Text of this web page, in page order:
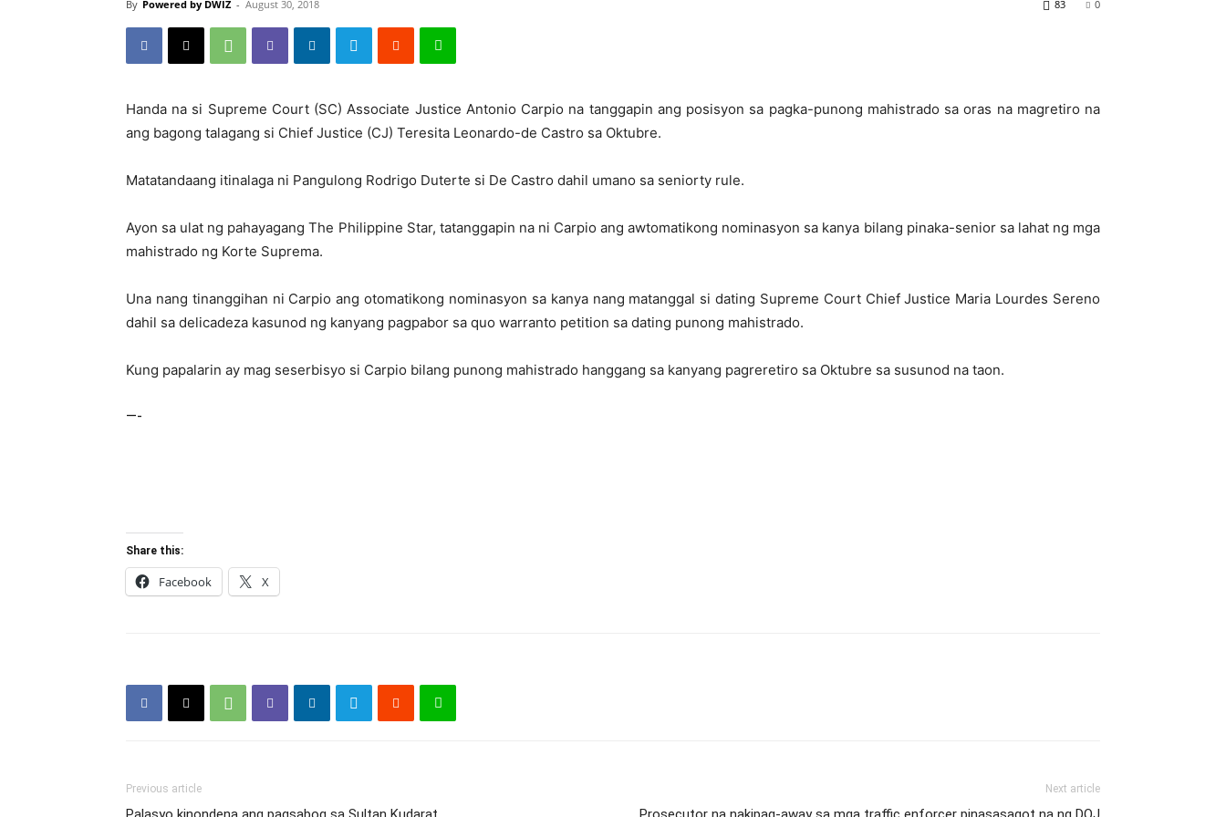
By Powered by DWIZ - August 30, 2018 0
83
Handa na si Supreme Court (SC) Associate Justice Antonio Carpio na tanggapin ang posisyon sa pagka-punong mahistrado sa oras na magretiro na
ang bagong talagang si Chief Justice (CJ) Teresita Leonardo-de Castro sa Oktubre.
Matatandaang itinalaga ni Pangulong Rodrigo Duterte si De Castro dahil umano sa seniorty rule.
Ayon sa ulat ng pahayagang The Philippine Star, tatanggapin na ni Carpio ang awtomatikong nominasyon sa kanya bilang pinaka-senior sa lahat ng mga
mahistrado ng Korte Suprema.
Una nang tinanggihan ni Carpio ang otomatikong nominasyon sa kanya nang matanggal si dating Supreme Court Chief Justice Maria Lourdes Sereno
dahil sa delicadeza kasunod ng kanyang pagpabor sa quo warranto petition sa dating punong mahistrado.
Kung papalarin ay mag seserbisyo si Carpio bilang punong mahistrado hanggang sa kanyang pagreretiro sa Oktubre sa susunod na taon.
—-
Share this:
Facebook X
Previous article Next article